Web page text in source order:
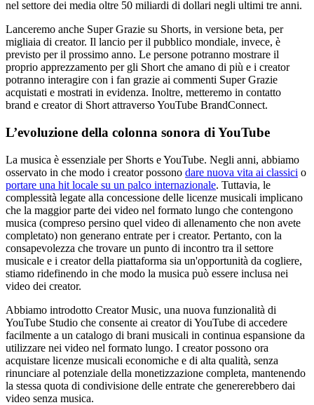
nel settore dei media oltre 50 miliardi di dollari negli ultimi tre anni.
Lanceremo anche Super Grazie su Shorts, in versione beta, per
migliaia di creator. Il lancio per il pubblico mondiale, invece, è
previsto per il prossimo anno. Le persone potranno mostrare il
proprio apprezzamento per gli Short che amano di più e i creator
potranno interagire con i fan grazie ai commenti Super Grazie
acquistati e mostrati in evidenza. Inoltre, metteremo in contatto
brand e creator di Short attraverso YouTube BrandConnect.
L’evoluzione della colonna sonora di YouTube
La musica è essenziale per Shorts e YouTube. Negli anni, abbiamo
osservato in che modo i creator possono dare nuova vita ai classici o
portare una hit locale su un palco internazionale. Tuttavia, le
complessità legate alla concessione delle licenze musicali implicano
che la maggior parte dei video nel formato lungo che contengono
musica (compreso persino quel video di allenamento che non avete
completato) non generano entrate per i creator. Pertanto, con la
consapevolezza che trovare un punto di incontro tra il settore
musicale e i creator della piattaforma sia un'opportunità da cogliere,
stiamo ridefinendo in che modo la musica può essere inclusa nei
video dei creator.
Abbiamo introdotto Creator Music, una nuova funzionalità di
YouTube Studio che consente ai creator di YouTube di accedere
facilmente a un catalogo di brani musicali in continua espansione da
utilizzare nei video nel formato lungo. I creator possono ora
acquistare licenze musicali economiche e di alta qualità, senza
rinunciare al potenziale della monetizzazione completa, mantenendo
la stessa quota di condivisione delle entrate che genererebbero dai
video senza musica.